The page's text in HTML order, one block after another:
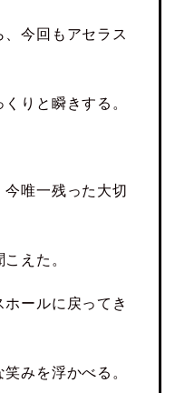
今回もアセラス
りと瞬きする。
唯一残った大切
えた。
ールに戻ってき
みを浮かべる。